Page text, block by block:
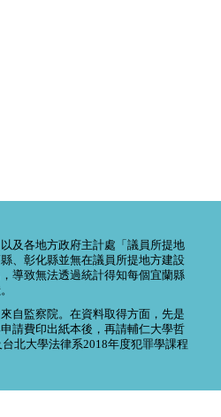
以及各地方政府主計處「議員所提地
、彰化縣並無在議員所提地方建設
導致無法透過統計得知每個宜蘭縣
自監察院。在資料取得方面，先是
請費印出紙本後，再請輔仁大學哲
北大學法律系2018年度犯罪學課程